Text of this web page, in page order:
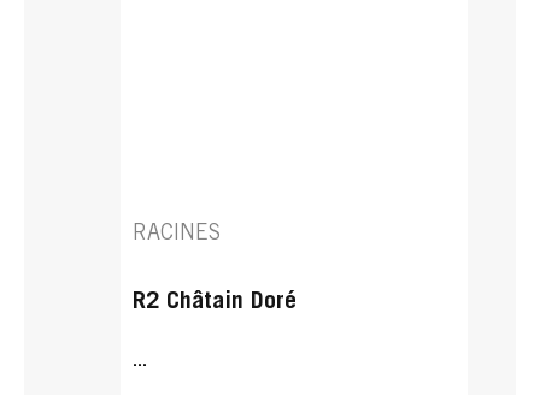
RACINES
R2 Châtain Doré
...